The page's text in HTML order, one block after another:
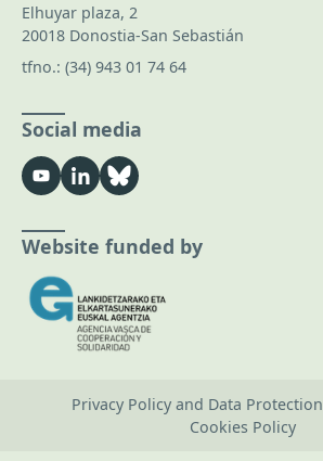
Elhuyar plaza, 2
20018 Donostia-San Sebastián
tfno.: (34) 943 01 74 64
Social media
Website funded by
Privacy Policy and Data Protection
Cookies Policy